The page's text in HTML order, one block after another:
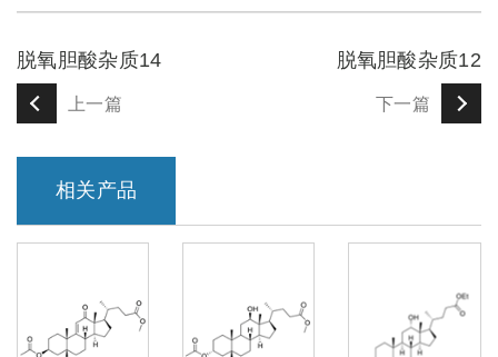
脱氧胆酸杂质14
上一篇
脱氧胆酸杂质12
下一篇
相关产品